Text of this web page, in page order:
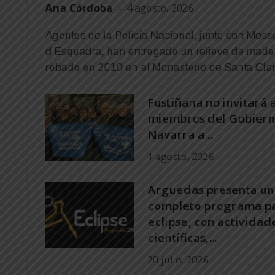
Ana Córdoba - 4 agosto, 2026
Agentes de la Policía Nacional, junto con
d’Esquadra, han entregado un relieve de
robado en 2010 en el Monasterio de Santa
Fustiñana no invitará
miembros del
Navarra a...
1 agosto, 2026
Arguedas presenta un
completo programa
eclipse, con
científicas,...
20 julio, 2026